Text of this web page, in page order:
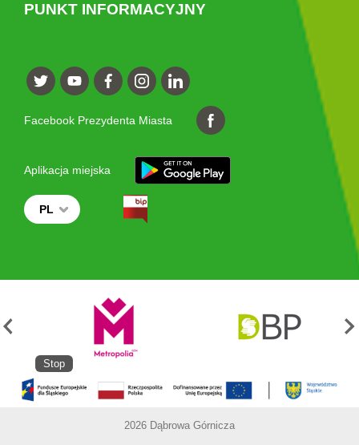
PUNKT INFORMACYJNY
Facebook Prezydenta Miasta
Aplikacja miejska
PL
Stop
2026 Dąbrowa Górnicza